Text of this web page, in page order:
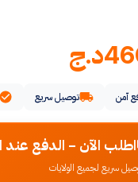
د.ج
آمن توصيل سريع
اطلب الآن - الدفع عند
سريع لجميع الولايات